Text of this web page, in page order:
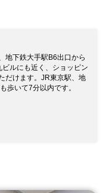
地下鉄大手駅B6出口から
ルにも近く、ショッピン
だけます。JR東京駅、地
歩いて7分以内です。